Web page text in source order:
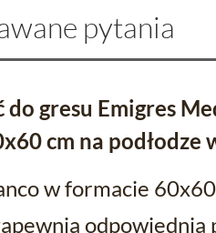
pytania
do gresu Emigres
cm na podłodze
w formacie
odpowiednią